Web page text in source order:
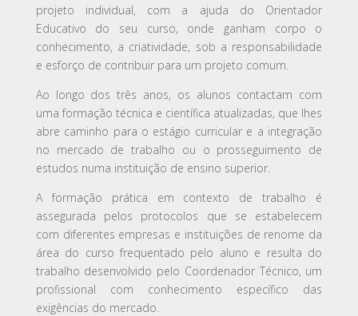
projeto individual, com a ajuda do Orientador
Educativo do seu curso, onde ganham corpo o
conhecimento, a criatividade, sob a responsabilidade
e esforço de contribuir para um projeto comum.
Ao longo dos três anos, os alunos contactam com
uma formação técnica e científica atualizadas, que lhes
abre caminho para o estágio curricular e a integração
no mercado de trabalho ou o prosseguimento de
estudos numa instituição de ensino superior.
A formação prática em contexto de trabalho é
assegurada pelos protocolos que se estabelecem
com diferentes empresas e instituições de renome da
área do curso frequentado pelo aluno e resulta do
trabalho desenvolvido pelo Coordenador Técnico, um
profissional com conhecimento específico das
exigências do mercado.